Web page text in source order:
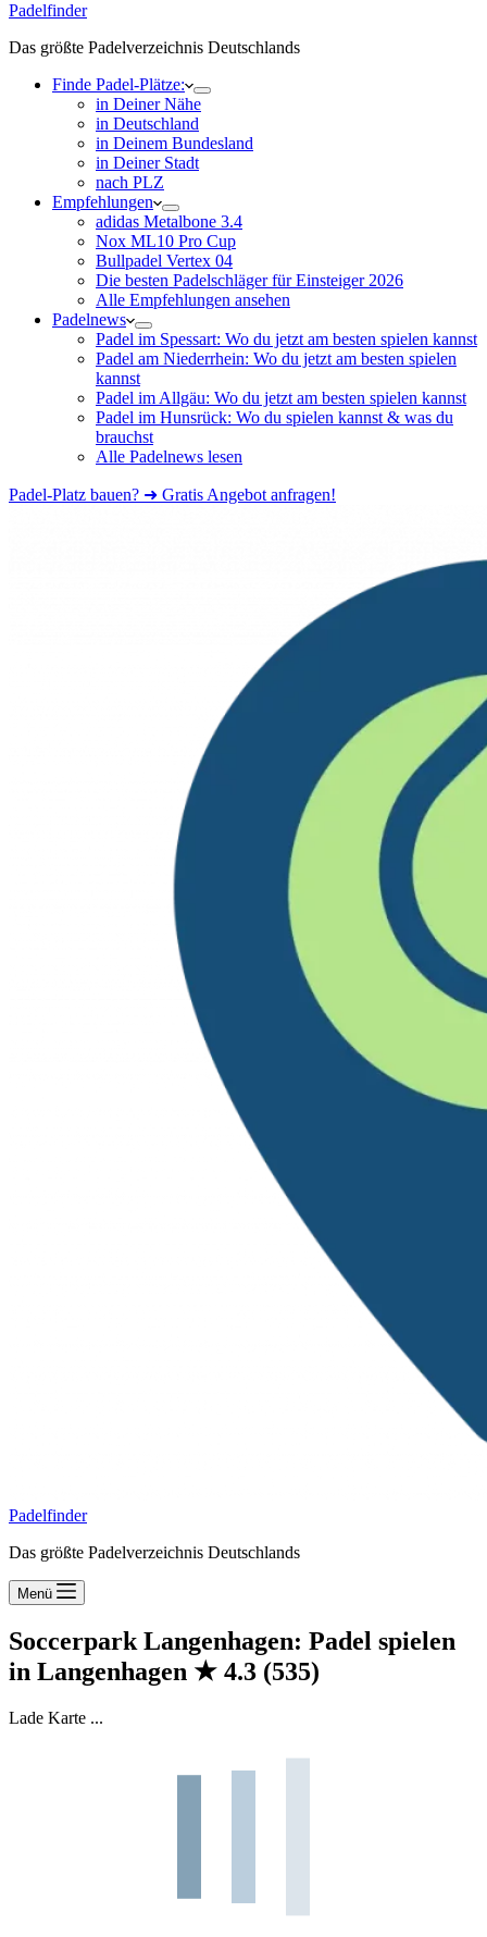
Padelfinder
Das größte Padelverzeichnis Deutschlands
Finde Padel-Plätze:
in Deiner Nähe
in Deutschland
in Deinem Bundesland
in Deiner Stadt
nach PLZ
Empfehlungen
adidas Metalbone 3.4
Nox ML10 Pro Cup
Bullpadel Vertex 04
Die besten Padelschläger für Einsteiger 2026
Alle Empfehlungen ansehen
Padelnews
Padel im Spessart: Wo du jetzt am besten spielen kannst
Padel am Niederrhein: Wo du jetzt am besten spielen
kannst
Padel im Allgäu: Wo du jetzt am besten spielen kannst
Padel im Hunsrück: Wo du spielen kannst & was du
brauchst
Alle Padelnews lesen
Padel-Platz bauen? ➜ Gratis Angebot anfragen!
Padelfinder
Das größte Padelverzeichnis Deutschlands
Menü
Soccerpark Langenhagen: Padel spielen
in Langenhagen ★ 4.3 (535)
Lade Karte ...